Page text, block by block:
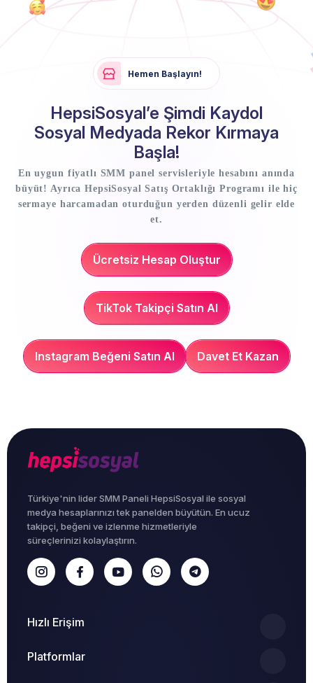
Hemen Başlayın!
HepsiSosyal’e Şimdi Kaydol
Sosyal Medyada Rekor Kırmaya
Başla!
En uygun fiyatlı SMM panel servisleriyle hesabını anında
büyüt! Ayrıca HepsiSosyal Satış Ortaklığı Programı ile hiç
sermaye harcamadan oturduğun yerden düzenli gelir elde
et.
Ücretsiz Hesap Oluştur
TikTok Takipçi Satın Al
Instagram Beğeni Satın Al Davet Et Kazan
Türkiye'nin lider SMM Paneli HepsiSosyal ile sosyal
medya hesaplarınızı tek panelden büyütün. En ucuz
takipçi, beğeni ve izlenme hizmetleriyle
süreçlerinizi kolaylaştırın.
Hızlı Erişim
Platformlar